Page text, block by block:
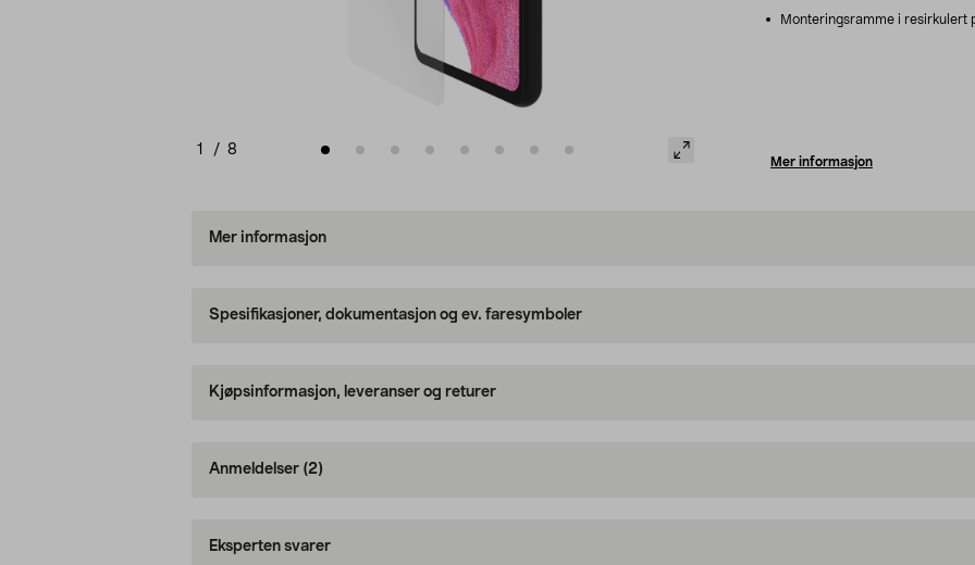
1 / 8
Monteringsramme i resirkulert
Mer informasjon
Mer informasjon
Spesifikasjoner, dokumentasjon og ev. faresymboler
Kjøpsinformasjon, leveranser og returer
Anmeldelser (2)
Eksperten svarer